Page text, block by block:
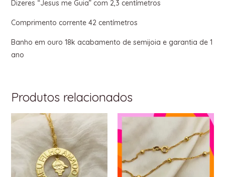
Dizeres “Jesus me Guia” com 2,3 centímetros
Comprimento corrente 42 centímetros
Banho em ouro 18k acabamento de semijoia e garantia de 1
ano
Produtos relacionados